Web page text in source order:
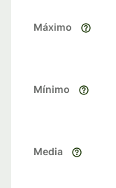
Máximo
Mínimo
Media